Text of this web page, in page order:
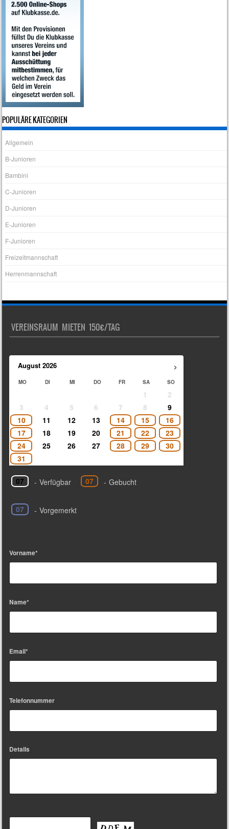
POPULÄRE KATEGORIEN
Allgemein
B-Junioren
Bambini
C-Junioren
D-Junioren
E-Junioren
F-Junioren
Freizeitmannschaft
Herrenmannschaft
VEREINSRAUM MIETEN 150€/TAG
›
August 2026
MO DI MI DO FR SA SO
1
2
3
4 5 6 7 8
9
10
11 12 13 14 15
16
17
18 19 20 21 22
23
24
25 26 27 28 29
30
31
07 - Verfügbar 07 - Gebucht
07 - Vorgemerkt
Vorname*
Name*
Email*
Telefonnummer
Details